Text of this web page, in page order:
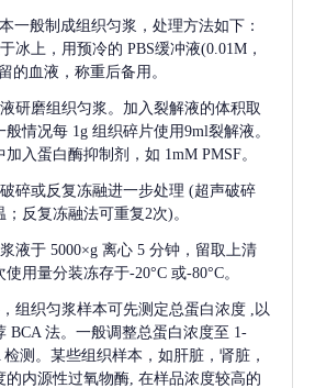
一般制成组织匀浆，处理方法如下：
冰上，用预冷的 PBS缓冲液(0.01M，
的血液，称重后备用。
研磨组织匀浆。加入裂解液的体积取
般情况每 1g 组织碎片使用9ml裂解液。
入蛋白酶抑制剂，如 1mM PMSF。
碎或反复冻融进一步处理 (超声破碎
反复冻融法可重复2次)。
液于 5000×g 离心 5 分钟，留取上清
用量分装冻存于-20°C 或-80°C。
组织匀浆样本可先测定总蛋白浓度
,以
BCA 法。一般调整总蛋白浓度至 1-
测。某些组织样本，如肝脏，肾脏，
的内源性过氧物酶, 在样品浓度较高的